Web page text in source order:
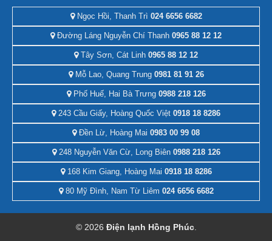
Ngọc Hồi, Thanh Trì 024 6656 6682
Đường Láng Nguyễn Chí Thanh 0965 88 12 12
Tây Sơn, Cát Linh 0965 88 12 12
Mỗ Lao, Quang Trung0981 81 91 26
Phố Huế, Hai Bà Trưng0988 218 126
243 Cầu Giấy, Hoàng Quốc Việt 0918 18 8286
Đền Lừ, Hoàng Mai 0983 00 99 08
248 Nguyễn Văn Cừ, Long Biên0988 218 126
168 Kim Giang, Hoàng Mai 0918 18 8286
80 Mỹ Đình, Nam Từ Liêm 024 6656 6682
© 2026 Điện lạnh Hồng Phúc.